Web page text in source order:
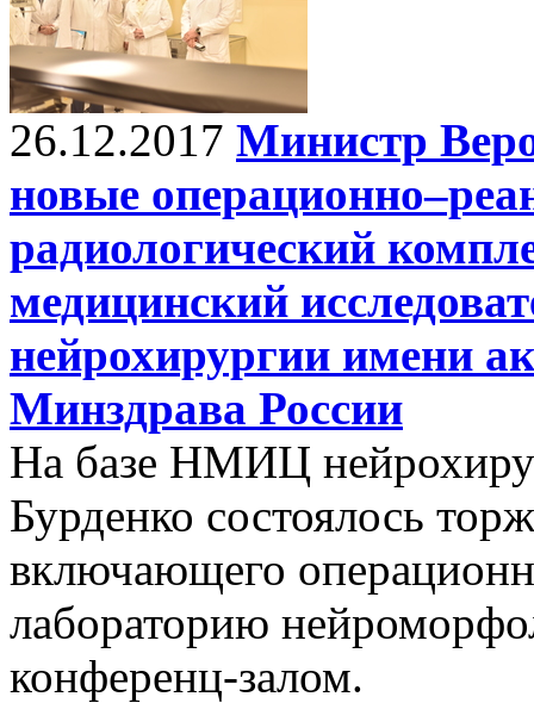
26.12.2017 Министр
новые
радиологический
медицинский
нейрохирургии имени
Минздрава России
На базе НМИЦ
Бурденко состоялось
включающего
лабораторию
конференц-залом.